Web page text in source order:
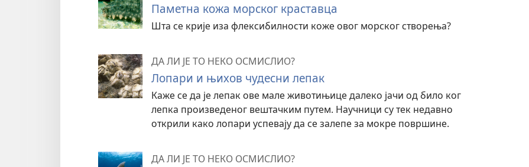
Паметна кожа морског краставца
Шта се крије иза флексибилности коже овог морског створења?
ДА ЛИ ЈЕ ТО НЕКО ОСМИСЛИО?
Лопари и њихов чудесни лепак
Каже се да је лепак ове мале животињице далеко јачи од било ког
лепка произведеног вештачким путем. Научници су тек недавно
открили како лопари успевају да се залепе за мокре површине.
ДА ЛИ ЈЕ ТО НЕКО ОСМИСЛИО?